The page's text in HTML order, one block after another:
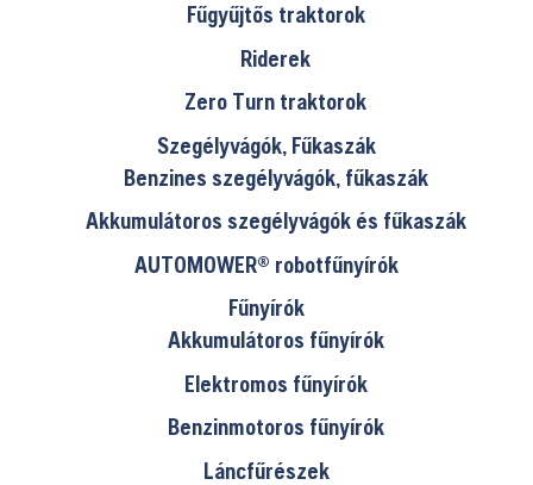
Fűgyűjtős traktorok
Riderek
Zero Turn traktorok
Szegélyvágók, Fűkaszák
Benzines szegélyvágók, fűkaszák
Akkumulátoros szegélyvágók és fűkaszák
AUTOMOWER® robotfűnyírók
Fűnyírók
Akkumulátoros fűnyírók
Elektromos fűnyírók
Benzinmotoros fűnyírók
Láncfűrészek